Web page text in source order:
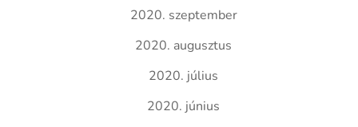
2020. szeptember
2020. augusztus
2020. július
2020. június